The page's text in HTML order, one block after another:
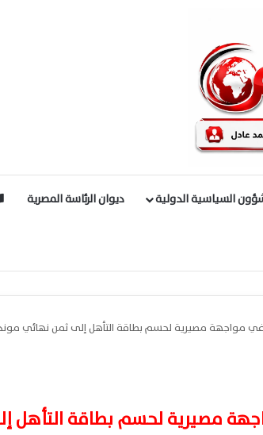
السياسية الدولية ديوان الرئاسة المصرية
مواجهة مصيرية لحسم بطاقة التأهل إلى ثمن نهائي مونديال
مصيرية لحسم بطاقة التأهل